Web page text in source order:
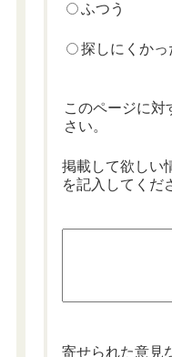
ふつう
探しにくかっ
このページに対
さい。
掲載して欲しい
を記入してくだ
寄せられた意見